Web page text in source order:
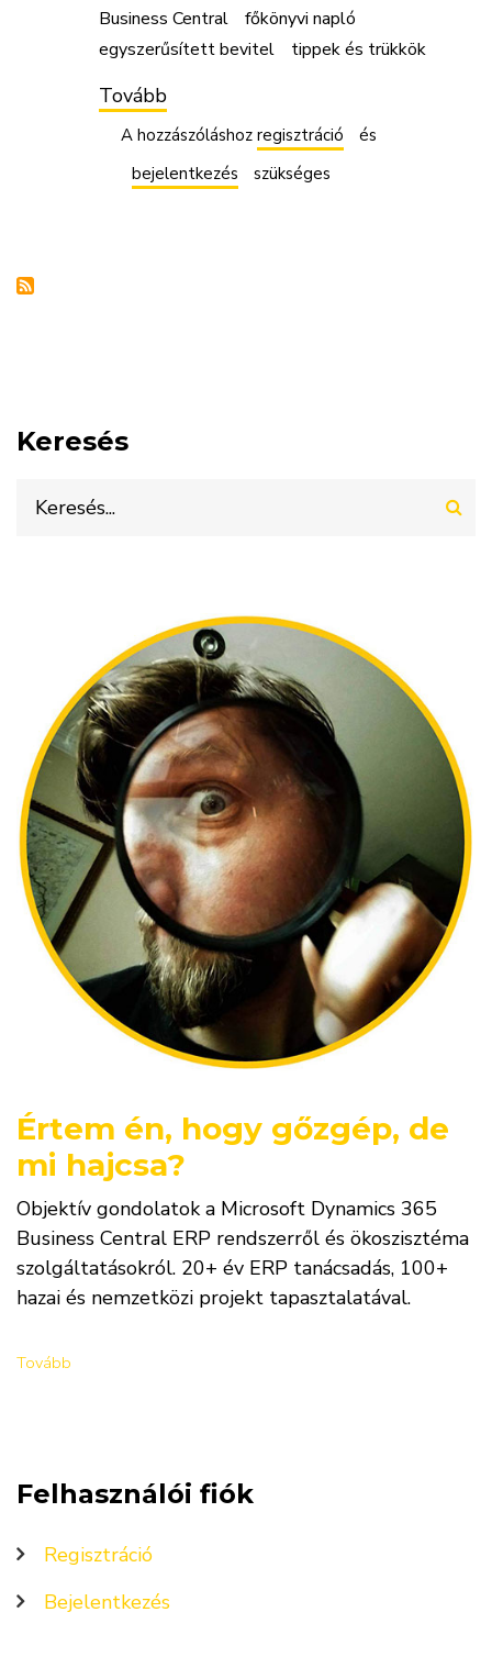
Business Central
főkönyvi napló
egyszerűsített bevitel
tippek és trükkök
Tovább
főkönyvi
naplólapon)
A hozzászóláshoz regisztráció
és
bejelentkezés
szükséges
Keresés
Értem én, hogy gőzgép, de
mi hajcsa?
Objektív gondolatok a Microsoft Dynamics 365
Business Central ERP rendszerről és ökoszisztéma
szolgáltatásokról. 20+ év ERP tanácsadás, 100+
hazai és nemzetközi projekt tapasztalatával.
Tovább
Felhasználói fiók
Regisztráció
Bejelentkezés